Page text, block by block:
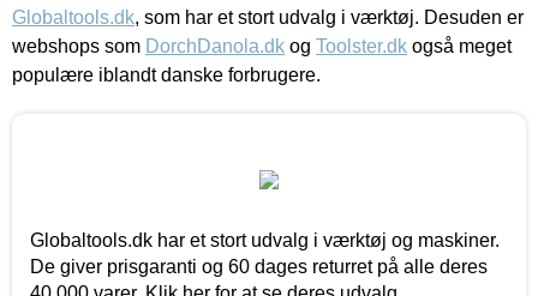
Globaltools.dk, som har et stort udvalg i værktøj. Desuden er
webshops som DorchDanola.dk og Toolster.dk også meget
populære iblandt danske forbrugere.
Globaltools.dk har et stort udvalg i værktøj og maskiner.
De giver prisgaranti og 60 dages returret på alle deres